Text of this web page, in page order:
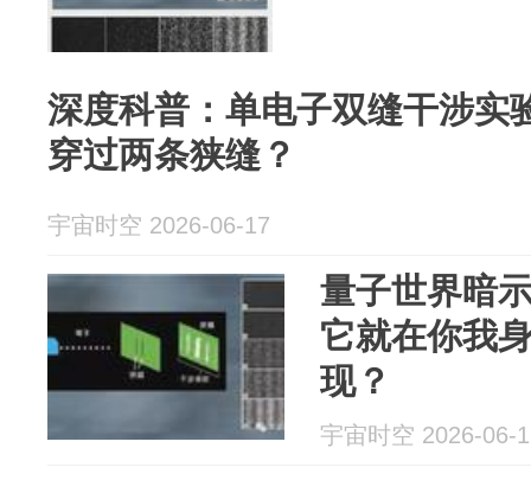
深度科普：单电子双缝干涉实
穿过两条狭缝？
宇宙时空 2026-06-17
量子世界暗
它就在你我
现？
宇宙时空 2026-06-